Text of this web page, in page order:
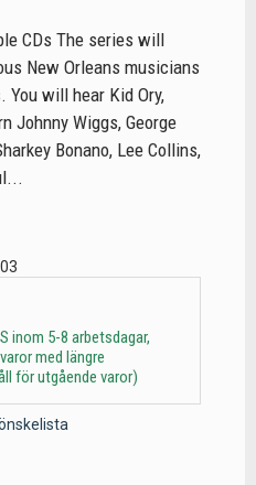
CDs The series will
New Orleans musicians
will hear Kid Ory,
Johnny Wiggs, George
Bonano, Lee Collins,
inom 5-8 arbetsdagar,
med längre
för utgående varor)